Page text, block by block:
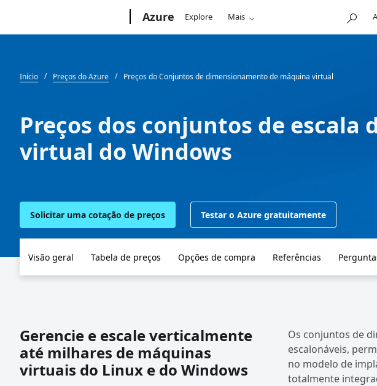
Azure Explore Mais
Início Preços do Azure Preços do Conjuntos de dimensionamento de máquina virtual
Preços dos conjuntos de escala
virtual do Windows
Solicitar uma cotação de preços Testar o Azure gratuitamente
Visão geral Tabela de preços Opções de compra Referências
Gerencie e escale verticalmente
até milhares de máquinas
virtuais do Linux e do Windows
Os conjuntos de
escalonáveis,
no modelo de
totalmente